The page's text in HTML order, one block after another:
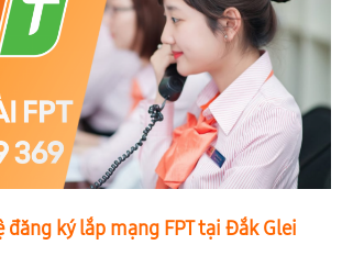
ký lắp mạng FPT tại Đắk Glei